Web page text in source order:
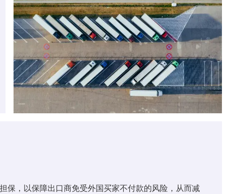
保，以保障出口商免受外国买家不付款的风险，从而减